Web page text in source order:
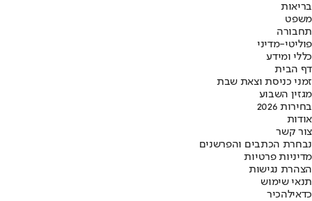
בריאות
משפט
תחבורה
פוליטי-מדיני
כללי ומידע
דף הבית
זמני כניסת וצאת שבת
מגזין השבוע
בחירות 2026
אודות
צור קשר
נבחרת הכתבים והפרשנים
מדיניות פרטיות
הצהרת נגישות
תנאי שימוש
כדאילהכיר